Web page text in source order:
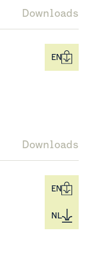
Downloads
EN
Downloads
EN
NL